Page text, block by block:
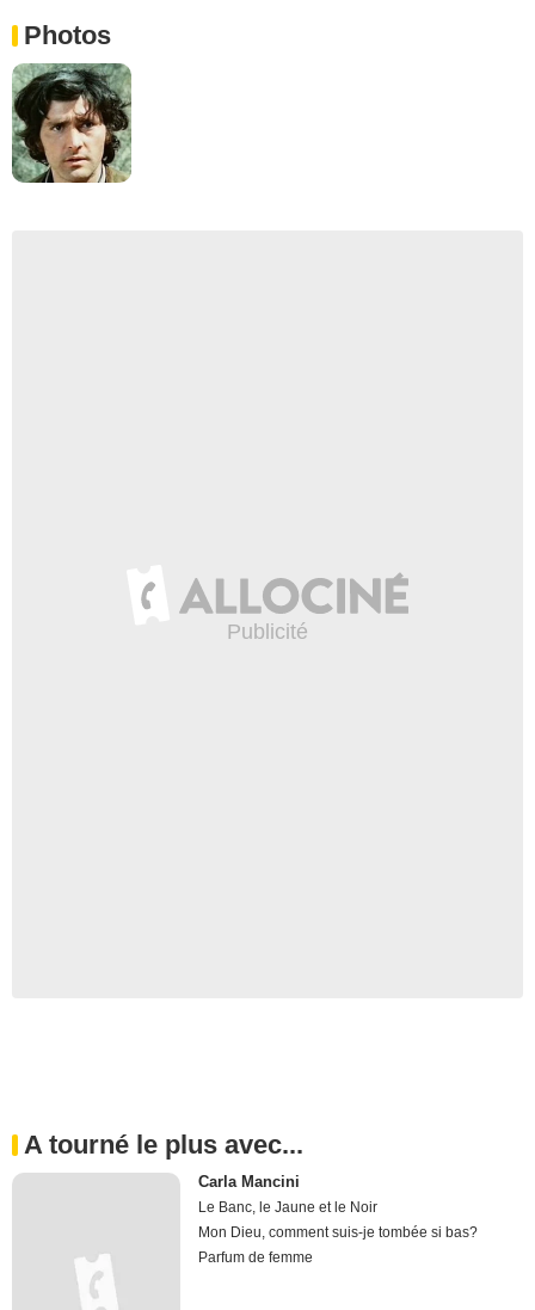
Photos
A tourné le plus avec...
Carla Mancini
Le Banc, le Jaune et le Noir
Mon Dieu, comment suis-je tombée si bas?
Parfum de femme